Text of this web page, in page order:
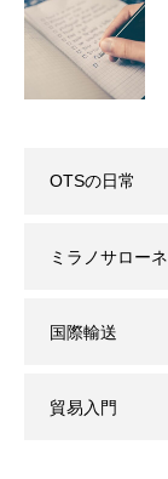
OTSの日常
ミラノサローネ
国際輸送
貿易入門